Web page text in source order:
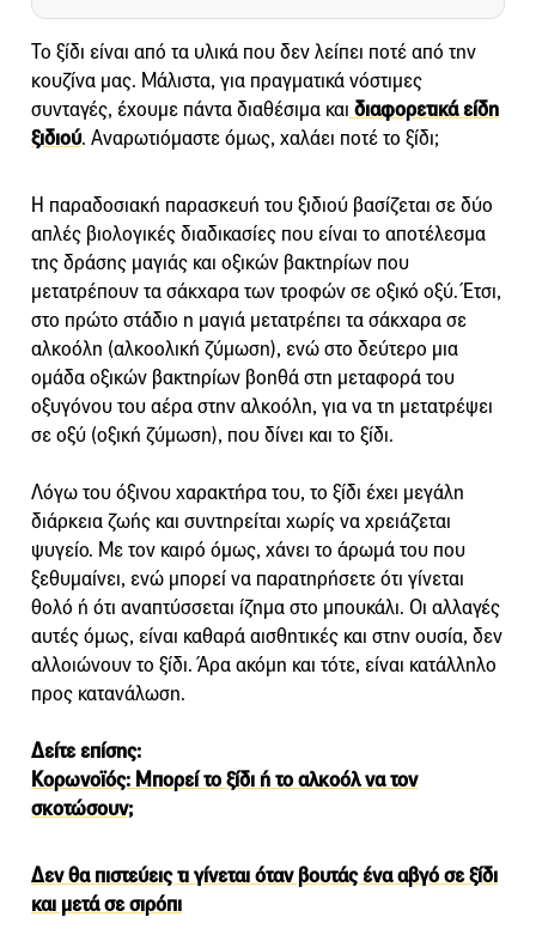
Το ξίδι είναι από τα υλικά που δεν λείπει ποτέ από την
κουζίνα μας. Μάλιστα, για πραγματικά νόστιμες
συνταγές, έχουμε πάντα διαθέσιμα και διαφορετικά είδη
ξιδιού. Αναρωτιόμαστε όμως, χαλάει ποτέ το ξίδι;
Η παραδοσιακή παρασκευή του ξιδιού βασίζεται σε δύο
απλές βιολογικές διαδικασίες που είναι το αποτέλεσμα
της δράσης μαγιάς και οξικών βακτηρίων που
μετατρέπουν τα σάκχαρα των τροφών σε οξικό οξύ. Έτσι,
στο πρώτο στάδιο η μαγιά μετατρέπει τα σάκχαρα σε
αλκοόλη (αλκοολική ζύμωση), ενώ στο δεύτερο μια
ομάδα οξικών βακτηρίων βοηθά στη μεταφορά του
οξυγόνου του αέρα στην αλκοόλη, για να τη μετατρέψει
σε οξύ (οξική ζύμωση), που δίνει και το ξίδι.
Λόγω του όξινου χαρακτήρα του, το ξίδι έχει μεγάλη
διάρκεια ζωής και συντηρείται χωρίς να χρειάζεται
ψυγείο. Με τον καιρό όμως, χάνει το άρωμά του που
ξεθυμαίνει, ενώ μπορεί να παρατηρήσετε ότι γίνεται
θολό ή ότι αναπτύσσεται ίζημα στο μπουκάλι. Οι αλλαγές
αυτές όμως, είναι καθαρά αισθητικές και στην ουσία, δεν
αλλοιώνουν το ξίδι. Άρα ακόμη και τότε, είναι κατάλληλο
προς κατανάλωση.
Δείτε επίσης:
Κορωνοϊός: Mπορεί το ξίδι ή το αλκοόλ να τον
σκοτώσουν;
Δεν θα πιστεύεις τι γίνεται όταν βουτάς ένα αβγό σε ξίδι
και μετά σε σιρόπι